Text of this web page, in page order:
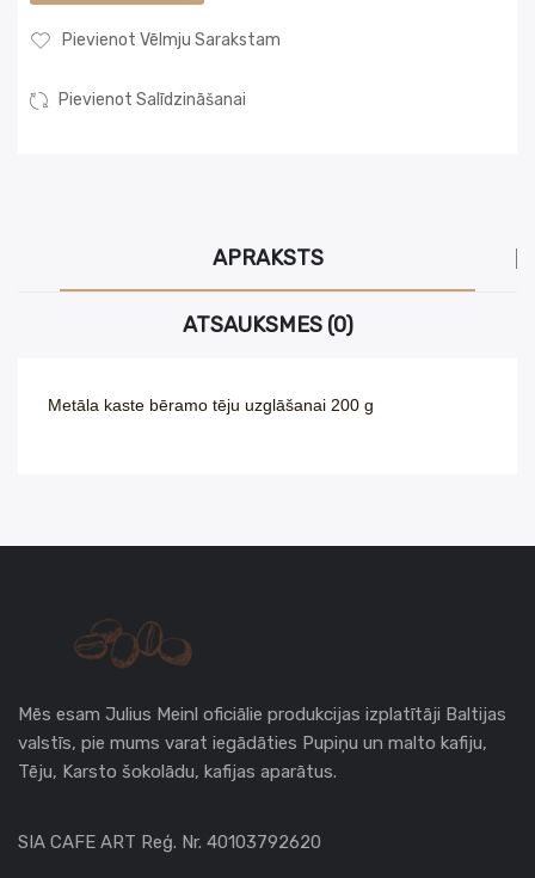
Pievienot Vēlmju Sarakstam
Pievienot Salīdzināšanai
APRAKSTS
ATSAUKSMES (0)
Metāla kaste bēramo tēju uzglāšanai 200 g
Mēs esam Julius Meinl oficiālie produkcijas izplatītāji Baltijas
valstīs, pie mums varat iegādāties Pupiņu un malto kafiju,
Tēju, Karsto šokolādu, kafijas aparātus.
SIA CAFE ART Reģ. Nr. 40103792620